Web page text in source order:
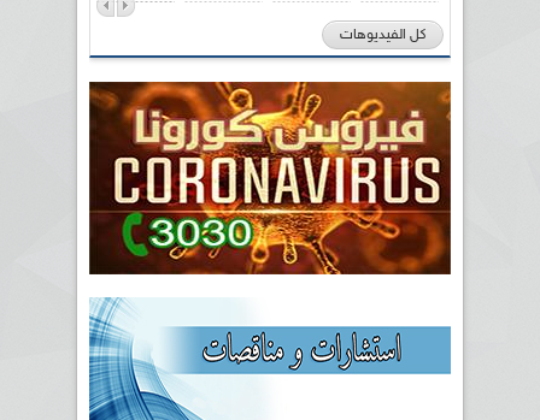
كل الفيديوهات